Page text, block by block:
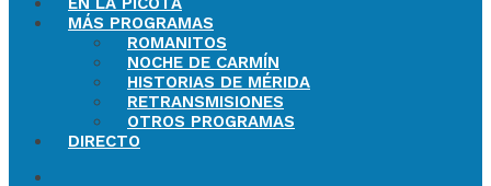
MÁS PROGRAMAS
ROMANITOS
NOCHE DE CARMÍN
HISTORIAS DE MÉRIDA
RETRANSMISIONES
OTROS PROGRAMAS
DIRECTO